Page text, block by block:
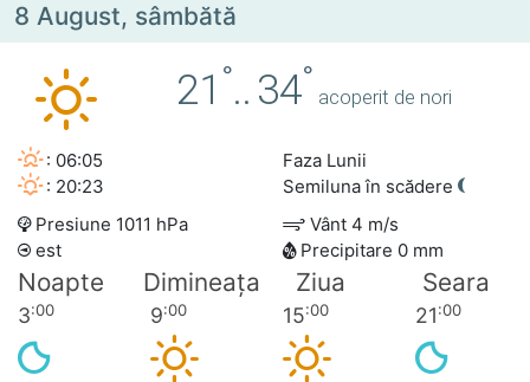
8 August, sâmbătă
21 °.. 34°
acoperit de nori
: 06:05
: 20:23
Faza Lunii
Semiluna în scădere
Presiune 1011 hPa
Vânt 4 m/s
est
Precipitare 0 mm
Noapte Dimineața Ziua Seara
3:00 9:00 15:00 21:00